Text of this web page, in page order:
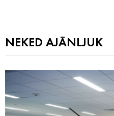
NEKED AJÁNLJUK